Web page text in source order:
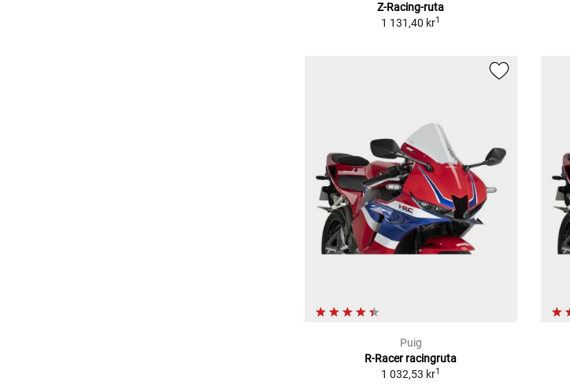
Z-Racing-ruta
1 131,40 kr1
Puig
R-Racer racingruta
1 032,53 kr1